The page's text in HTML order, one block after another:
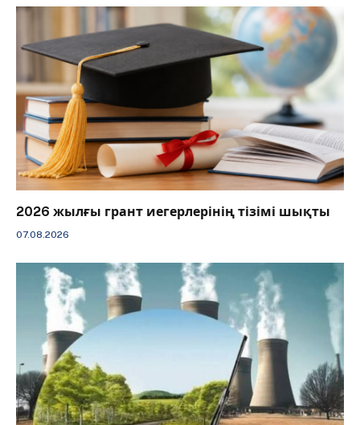
2026 жылғы грант иегерлерінің тізімі шықты
07.08.2026